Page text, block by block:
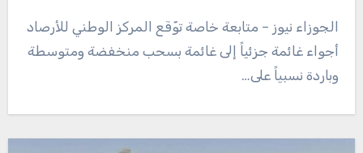
الجوزاء نيوز – متابعة خاصة توّقع المركز الوطني للأرصاد
أجواء غائمة جزئياً إلى غائمة بسحب منخفضة ومتوسطة
وباردة نسبياً على…